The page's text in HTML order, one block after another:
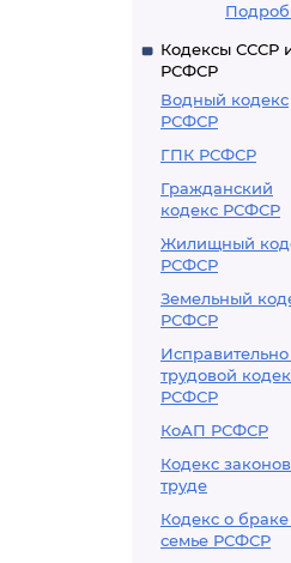
Кодексы СССР
РСФСР
Водный кодекс
РСФСР
ГПК РСФСР
Гражданский
кодекс РСФСР
Жилищный
РСФСР
Земельный
РСФСР
трудовой
РСФСР
КоАП РСФСР
Кодекс
труде
Кодекс о
семье РСФСР